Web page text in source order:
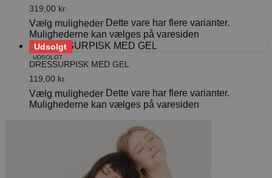
319,00 kr.
Vælg muligheder Dette vare har flere varianter.
Mulighederne kan vælges på varesiden
Udsolgt
UDSOLGT
DRESSURPISK MED GEL
119,00 kr.
Vælg muligheder Dette vare har flere varianter.
Mulighederne kan vælges på varesiden